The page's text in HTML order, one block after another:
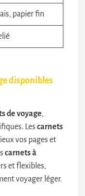
papier fin
disponibles
de voyage,
Les carnets
vos pages et
carnets à
et flexibles,
voyager léger.